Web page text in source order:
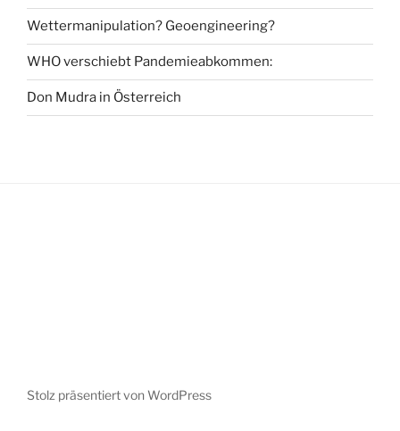
Wettermanipulation? Geoengineering?
WHO verschiebt Pandemieabkommen:
Don Mudra in Österreich
Stolz präsentiert von WordPress